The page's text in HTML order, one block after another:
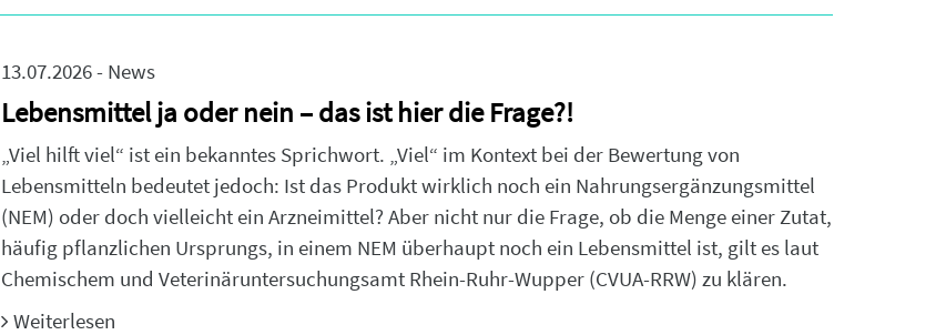
13.07.2026 - News
Lebensmittel ja oder nein – das ist hier die Frage?!
„Viel hilft viel“ ist ein bekanntes Sprichwort. „Viel“ im Kontext bei der Bewertung von
Lebensmitteln bedeutet jedoch: Ist das Produkt wirklich noch ein Nahrungsergänzungsmittel
(NEM) oder doch vielleicht ein Arzneimittel? Aber nicht nur die Frage, ob die Menge einer Zutat,
häufig pflanzlichen Ursprungs, in einem NEM überhaupt noch ein Lebensmittel ist, gilt es laut
Chemischem und Veterinäruntersuchungsamt Rhein-Ruhr-Wupper (CVUA-RRW) zu klären.
Weiterlesen